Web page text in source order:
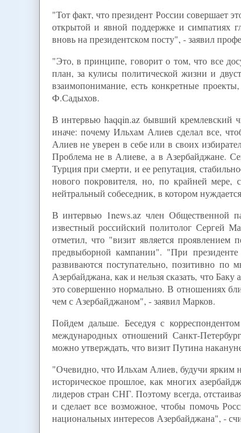
"Тот факт, что президент России совершает
открытой и явной поддержке и симпатиях
вновь на президентском посту", - заявил
"Это, в принципе, говорит о том, что все
план, за кулисы политической жизни и
взаимопонимание, есть конкретные
Ф.Садыхов.
В интервью haqqin.az бывший кремлевский
иначе: почему Ильхам Алиев сделал все,
Алиев не уверен в себе или в своих
Проблема не в Алиеве, а в Азербайджане.
Турция при смерти, и ее репутация,
нового покровителя, но, по крайней мере,
нейтральный собеседник, в котором
В интервью 1news.az член Общественной
известный российский политолог Сергей
отметил, что "визит является
предвыборной кампании". "При
развиваются поступательно, позитивно
Азербайджана, как и нельзя сказать, что
это совершенно нормально. В отношениях
чем с Азербайджаном", - заявил Марков.
Пойдем дальше. Беседуя с
международных отношений Санкт-
можно утверждать, что визит Путина
"Очевидно, что Ильхам Алиев, будучи ярким
историческое прошлое, как многих
лидеров стран СНГ. Поэтому всегда,
и сделает все возможное, чтобы помочь
национальных интересов Азербайджана", -